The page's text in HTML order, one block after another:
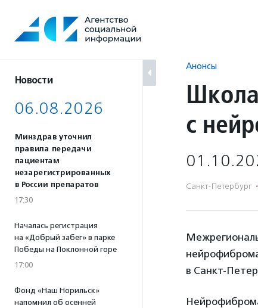
содержанию
Новости
06.08.2026
Минздрав уточнил
правила передачи
пациентам
незарегистрированных
в России препаратов
17:30
Началась регистрация
на «Добрый забег» в парке
Победы на Поклонной горе
17:00
Фонд «Наш Норильск»
напомнил об осенней
Анонсы
с
Санкт-Петербург ·
в Санкт-